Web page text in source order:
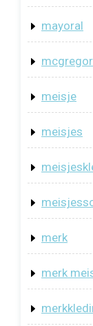
mayoral
mcgregor
meisje
meisjes
merk
merk